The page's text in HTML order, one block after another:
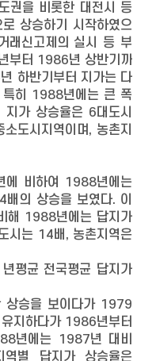
권을 비롯한 대전시 등
상승하기 시작하였으
래신고제의 실시 등 부
부터 1986년 상반기까
하반기부터 지가는 다
특히 1988년에는 큰 폭
가 상승율은 6대도시
도시지역이며, 농촌지
에 비하여 1988년에는
배의 상승을 보였다. 이
해 1988년에는 답지가
시는 14배, 농촌지역은
평균 전국평균 답지가
상승을 보이다가 1979
지하다가 1986년부터
년에는 1987년 대비
별 답지가 상승율은